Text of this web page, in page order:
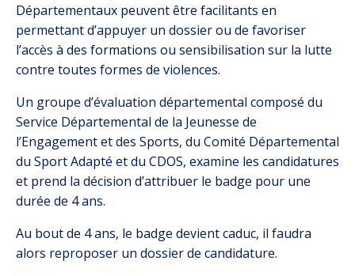
Départementaux peuvent être facilitants en
permettant d’appuyer un dossier ou de favoriser
l’accès à des formations ou sensibilisation sur la lutte
contre toutes formes de violences.
Un groupe d’évaluation départemental composé du
Service Départemental de la Jeunesse de
l’Engagement et des Sports, du Comité Départemental
du Sport Adapté et du CDOS, examine les candidatures
et prend la décision d’attribuer le badge pour une
durée de 4 ans.
Au bout de 4 ans, le badge devient caduc, il faudra
alors reproposer un dossier de candidature.